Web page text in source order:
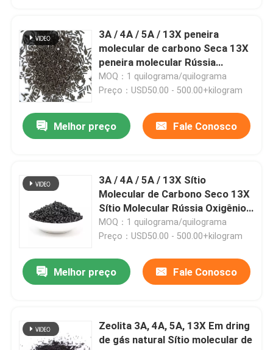
Sítio Molecular PSA
Zeolita de peneira molecular
Embalagem aleatória de coluna
embalagem de torre estruturada
Embalagem de laboratório
Bola cerâmica da alumina
3A / 4A / 5A / 13X peneira
molecular de carbono Seca 13X
peneira molecular Rússia
Oxigênio Zeolita Zsm 5
Catalisador
MOQ：1 quilograma/quilograma
Preço：USD50.00 - 500.00+kilogram
Melhor preço Fale Conosco
3A / 4A / 5A / 13X Sítio
Molecular de Carbono Seco 13X
Sítio Molecular Rússia Oxigênio
Zeolita Zsm 5 Catalisador
Carbono Ativado
MOQ：1 quilograma/quilograma
Preço：USD50.00 - 500.00+kilogram
Melhor preço Fale Conosco
Zeolita 3A, 4A, 5A, 13X Em dring
de gás natural Sítio molecular de